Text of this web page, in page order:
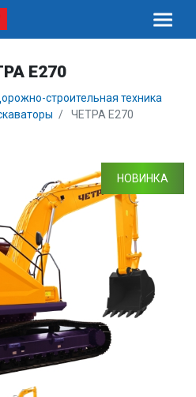
E270
строительная техника
ЧЕТРА E270
НОВИНКА